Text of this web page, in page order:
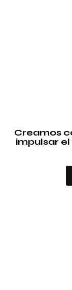
Creamos
impulsar